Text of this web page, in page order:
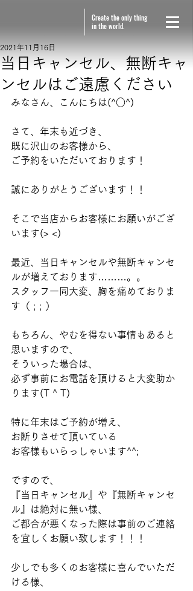
Create the only thing
in the world.
当日キャンセル、無断キャ
ンセルはご遠慮ください
2021年11月16日
みなさん、こんにちは(^○^)
さて、年末も近づき、
既に沢山のお客様から、
ご予約をいただいております！
誠にありがとうございます！！
そこで当店からお客様にお願いがござ
います(> <)
最近、当日キャンセルや無断キャンセ
ルが増えております………。。
スタッフ一同大変、胸を痛めておりま
す（ ; ; ）
もちろん、やむを得ない事情もあると
思いますので、
そういった場合は、
必ず事前にお電話を頂けると大変助か
ります(T ^ T)
特に年末はご予約が増え、
お断りさせて頂いている
お客様もいらっしゃいます^^;
ですので、
『当日キャンセル』や『無断キャンセ
ル』は絶対に無い様、
ご都合が悪くなった際は事前のご連絡
を宜しくお願い致します！！！
少しでも多くのお客様に喜んでいただ
ける様、